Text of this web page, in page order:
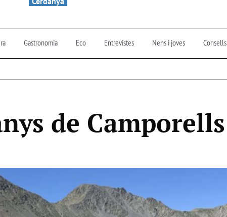
Gastronomia Eco Entrevistes Nens i joves Consells
de Camporells